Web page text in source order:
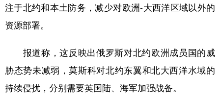
新疆 内蒙古 黑龙江
多语种频道
注于北约和本土防务，减少对欧洲-大西洋区域以外的
资源部署。
报道称，这反映出俄罗斯对北约欧洲成员国的威
胁态势未减弱，莫斯科对北约东翼和北大西洋水域的
持续侵扰，分别需要英国陆、海军加强战备。